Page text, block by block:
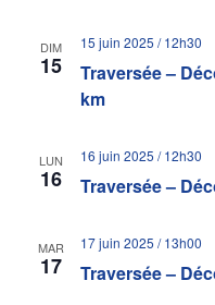
DIM
15
Traversée –
km
15 juin 2025 / 12h30
LUN
16 Traversée –
16 juin 2025 / 12h30
MAR
17 Traversée –
17 juin 2025 / 13h00